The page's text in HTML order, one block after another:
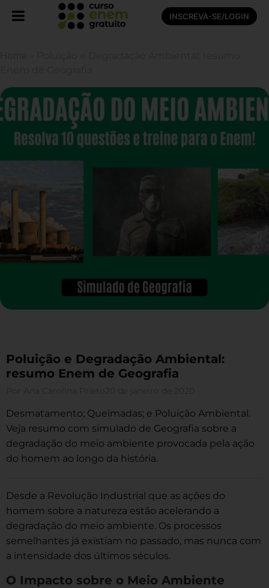
INSCREVA-SE/LOGIN
Poluição e Degradação Ambiental:
resumo Enem de Geografia
Desmatamento; Queimadas; e Poluição Ambiental.
Veja resumo com simulado de Geografia sobre a
degradação do meio ambiente provocada pela ação
do homem ao longo da história.
Desde a Revolução Industrial que as ações do
homem sobre a natureza estão acelerando a
degradação do meio ambiente. Os processos
semelhantes já existiam no passado, mas nunca com
a intensidade dos últimos séculos.
O Impacto sobre o Meio Ambiente